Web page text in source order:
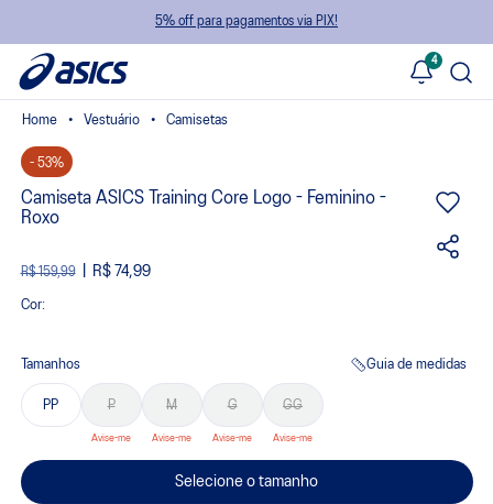
5% off para pagamentos via PIX!
4
Vestuário Camisetas
- 53%
Camiseta ASICS Training Core Logo - Feminino -
Roxo
R$ 159,99 R$ 74,99
Cor:
Tamanhos Guia de medidas
PP P M G GG
Selecione o tamanho